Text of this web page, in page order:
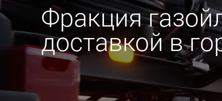
Фракция
доставкой в